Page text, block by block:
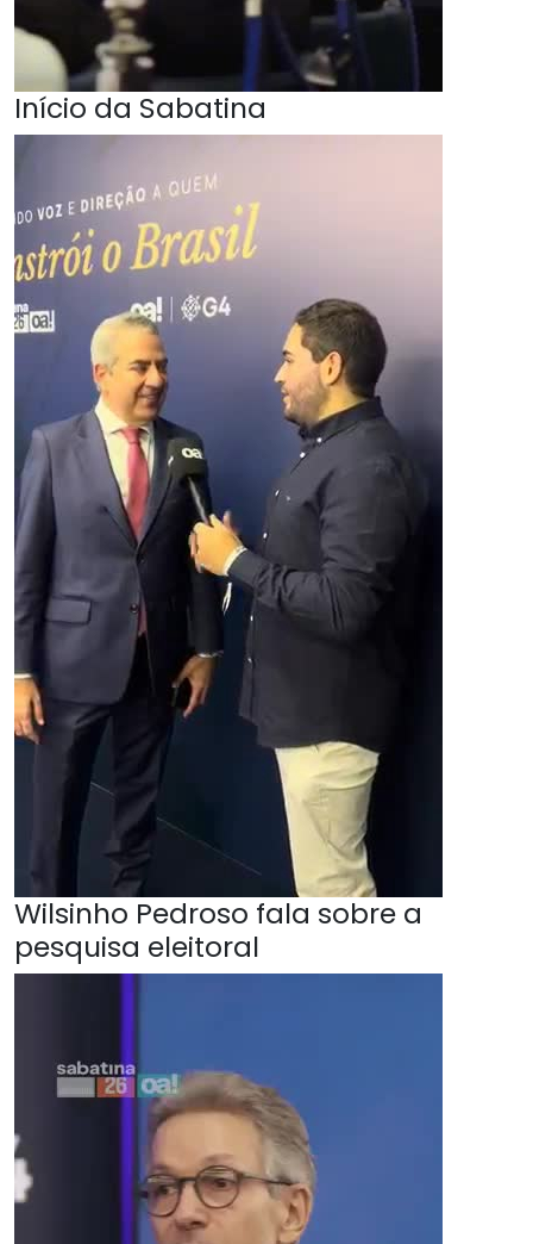
Início da Sabatina
Wilsinho Pedroso fala sobre a
pesquisa eleitoral